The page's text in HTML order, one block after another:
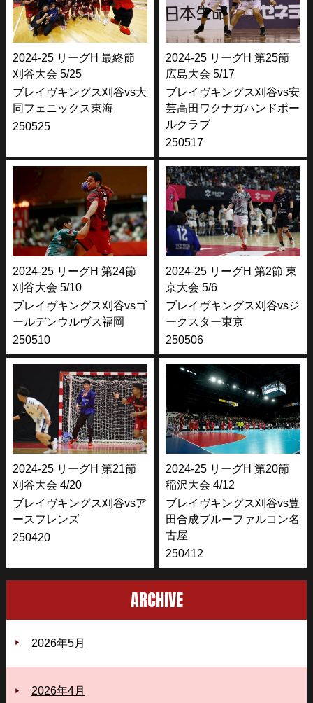
2024-25 リーグH 最終節
刈谷大会 5/25
ブレイヴキングス刈谷vs大
同フェニックス東海
250525
2024-25 リーグH 第25節
広島大会 5/17
ブレイヴキングス刈谷vs安
芸高田ワクナガハンドボー
ルクラブ
250517
2024-25 リーグH 第24節
刈谷大会 5/10
ブレイヴキングス刈谷vsゴ
ールデンウルヴス福岡
250510
2024-25 リーグH 第2節 東
京大会 5/6
ブレイヴキングス刈谷vsジ
ークスター東京
250506
2024-25 リーグH 第21節
刈谷大会 4/20
ブレイヴキングス刈谷vsア
ースフレンズ
250420
2024-25 リーグH 第20節
稲沢大会 4/12
ブレイヴキングス刈谷vs豊
田合成ブルーファルコン名
古屋
250412
ARCHIVE
2026年5月
2026年4月